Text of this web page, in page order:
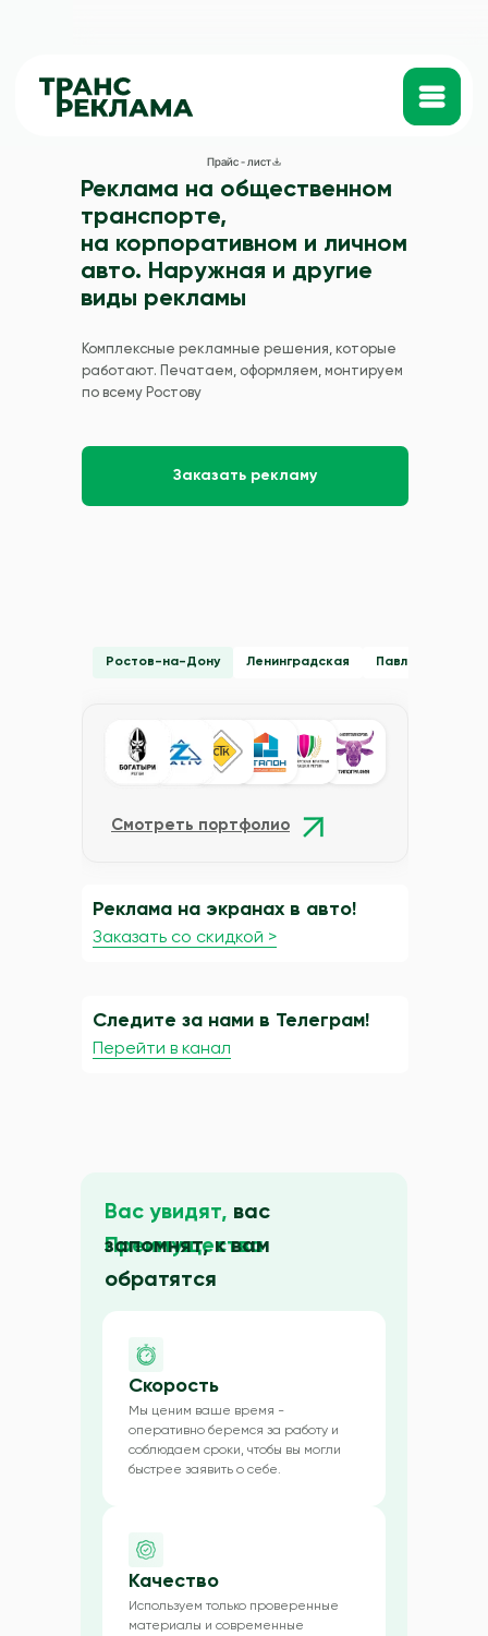
Ростов-на-Дону Ленинградская Павловская
Реклама на общественном
транспорте,
на корпоративном и личном
авто. Наружная и другие
виды рекламы
Заказать рекламу
Комплексные рекламные решения, которые
работают. Печатаем, оформляем, монтируем
по всему Ростову
Смотреть портфолио
Реклама на экранах в авто!
Заказать со скидкой >
Следите за нами в Телеграм!
Перейти в канал
Прайс - лист
Преимущества
Вас увидят, вас
запомнят, к вам
обратятся
Скорость
Мы ценим ваше время -
оперативно беремся за работу и
соблюдаем сроки, чтобы вы могли
быстрее заявить о себе.
Качество
Используем только проверенные
материалы и современные